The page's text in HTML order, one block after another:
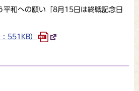
平和への願い「8月15日は終戦記念日
551KB）